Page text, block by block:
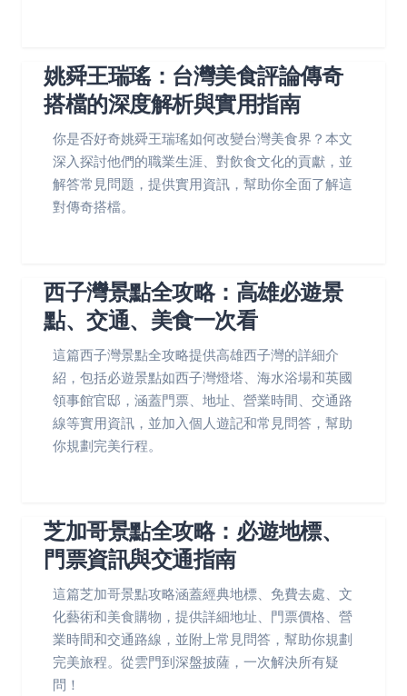
姚舜王瑞瑤：台灣美食評論傳奇
搭檔的深度解析與實用指南
你是否好奇姚舜王瑞瑤如何改變台灣美食界？本文
深入探討他們的職業生涯、對飲食文化的貢獻，並
解答常見問題，提供實用資訊，幫助你全面了解這
對傳奇搭檔。
西子灣景點全攻略：高雄必遊景
點、交通、美食一次看
這篇西子灣景點全攻略提供高雄西子灣的詳細介
紹，包括必遊景點如西子灣燈塔、海水浴場和英國
領事館官邸，涵蓋門票、地址、營業時間、交通路
線等實用資訊，並加入個人遊記和常見問答，幫助
你規劃完美行程。
芝加哥景點全攻略：必遊地標、
門票資訊與交通指南
這篇芝加哥景點攻略涵蓋經典地標、免費去處、文
化藝術和美食購物，提供詳細地址、門票價格、營
業時間和交通路線，並附上常見問答，幫助你規劃
完美旅程。從雲門到深盤披薩，一次解決所有疑
問！